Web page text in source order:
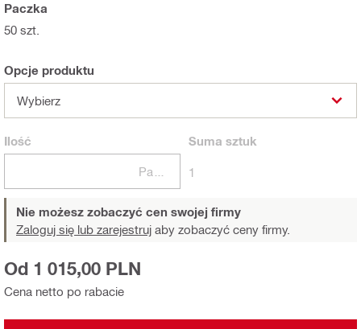
Paczka
50 szt.
Opcje produktu
Wybierz
Ilość Suma sztuk
1
Nie możesz zobaczyć cen swojej firmy
Zaloguj się lub zarejestruj aby zobaczyć ceny firmy.
Cena netto po rabacie
Od 1 015,00 PLN